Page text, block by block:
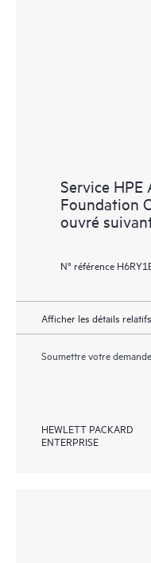
Service
Foundation
ouvré
N° référence
Afficher les détails
Soumettre votre
HEWLETT PACKARD
ENTERPRISE